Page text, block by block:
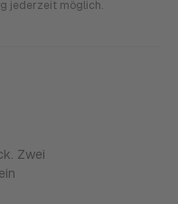
jederzeit möglich.
Zwei